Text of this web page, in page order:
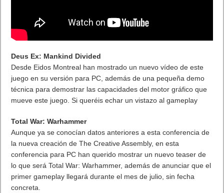
Deus Ex: Mankind Divided
Desde Eidos Montreal han mostrado un nuevo vídeo de este
juego en su versión para PC, además de una pequeña demo
técnica para demostrar las capacidades del motor gráfico que
mueve este juego. Si queréis echar un vistazo al gameplay
Total War: Warhammer
Aunque ya se conocían datos anteriores a esta conferencia de
la nueva creación de The Creative Assembly, en esta
conferencia para PC han querido mostrar un nuevo teaser de
lo que será Total War: Warhammer, además de anunciar que el
primer gameplay llegará durante el mes de julio, sin fecha
concreta.